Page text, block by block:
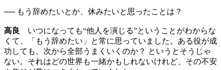
── もう辞めたいとか、休みたいと思ったことは？
高良
いつになっても“他人を演じる”ということがわからな
くて、「もう辞めたい」と常に思っていました。ある役が成
功しても、次から全部うまくいくのか？ というとそうじゃ
ない。それはどの世界も一緒かもしれないけれど、その不安